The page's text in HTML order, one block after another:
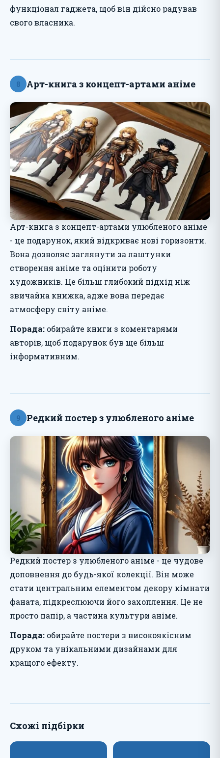
функціонал гаджета, щоб він дійсно радував
свого власника.
8 Арт-книга з концепт-артами аніме
Арт-книга з концепт-артами улюбленого аніме
- це подарунок, який відкриває нові горизонти.
Вона дозволяє заглянути за лаштунки
створення аніме та оцінити роботу
художників. Це більш глибокий підхід ніж
звичайна книжка, адже вона передає
атмосферу світу аніме.
Порада: обирайте книги з коментарями
авторів, щоб подарунок був ще більш
інформативним.
9 Редкий постер з улюбленого аніме
Редкий постер з улюбленого аніме - це чудове
доповнення до будь-якої колекції. Він може
стати центральним елементом декору кімнати
фаната, підкреслюючи його захоплення. Це не
просто папір, а частина культури аніме.
Порада: обирайте постери з високоякісним
друком та унікальними дизайнами для
кращого ефекту.
Схожі підбірки